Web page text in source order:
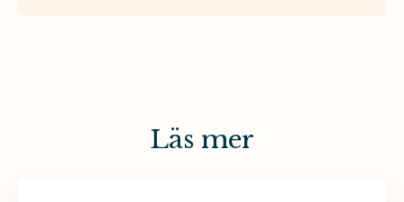
Läs mer